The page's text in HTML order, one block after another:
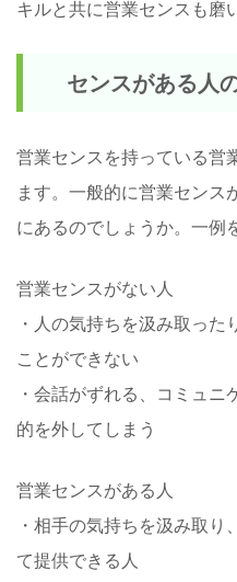
キルと共に営業センスも磨
センスがある人
営業センスを持っている営
ます。一般的に営業センス
にあるのでしょうか。一例
営業センスがない人
・人の気持ちを汲み取っ
ことができない
・会話がずれる、コミュ
的を外してしまう
営業センスがある人
・相手の気持ちを汲み取
て提供できる人